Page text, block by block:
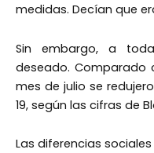
medidas. Decían que
Sin embargo, a
deseado. Comparado
mes de julio se
19, según las cifras de
Las diferencias